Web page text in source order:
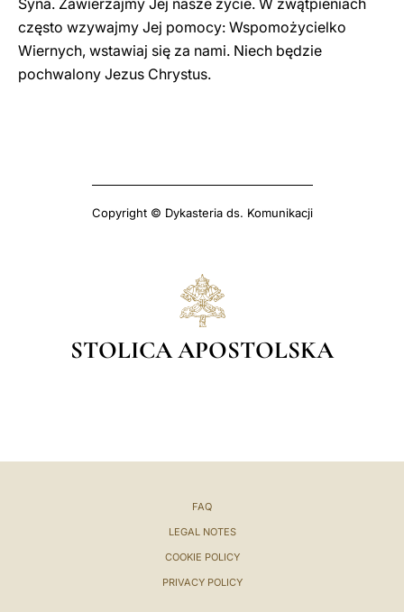
Syna. Zawierzajmy Jej nasze życie. W zwątpieniach
często wzywajmy Jej pomocy: Wspomożycielko
Wiernych, wstawiaj się za nami. Niech będzie
pochwalony Jezus Chrystus.
Copyright © Dykasteria ds. Komunikacji
STOLICA APOSTOLSKA
FAQ
LEGAL NOTES
COOKIE POLICY
PRIVACY POLICY